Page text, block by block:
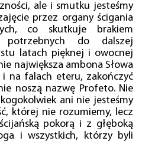
ale i smutku jesteśmy
przez organy ścigania
co skutkuje brakiem
potrzebnych do dalszej
latach pięknej i owocnej
największa ambona Słowa
na falach eteru, zakończyć
noszą nazwę Profeto. Nie
ani nie jesteśmy
której nie rozumiemy, lecz
pokorą i z głęboką
i wszystkich, którzy byli